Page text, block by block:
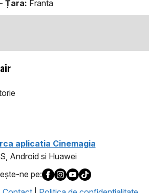
Țara: Franta
aplicatia Cinemagia
Android si Huawei
ne pe: